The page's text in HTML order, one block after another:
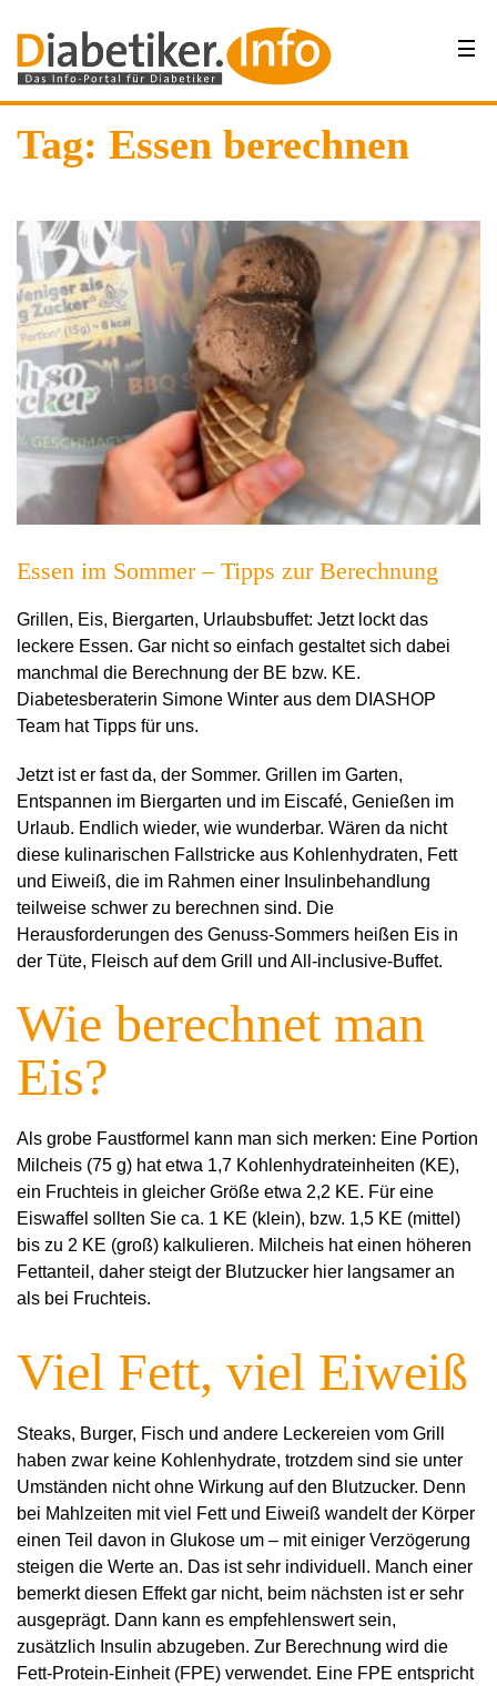
Tag: Essen berechnen
Essen im Sommer – Tipps zur Berechnung
Grillen, Eis, Biergarten, Urlaubsbuffet: Jetzt lockt das
leckere Essen. Gar nicht so einfach gestaltet sich dabei
manchmal die Berechnung der BE bzw. KE.
Diabetesberaterin Simone Winter aus dem DIASHOP
Team hat Tipps für uns.
Jetzt ist er fast da, der Sommer. Grillen im Garten,
Entspannen im Biergarten und im Eiscafé, Genießen im
Urlaub. Endlich wieder, wie wunderbar. Wären da nicht
diese kulinarischen Fallstricke aus Kohlenhydraten, Fett
und Eiweiß, die im Rahmen einer Insulinbehandlung
teilweise schwer zu berechnen sind. Die
Herausforderungen des Genuss-Sommers heißen Eis in
der Tüte, Fleisch auf dem Grill und All-inclusive-Buffet.
Wie berechnet man
Eis?
Als grobe Faustformel kann man sich merken: Eine Portion
Milcheis (75 g) hat etwa 1,7 Kohlenhydrateinheiten (KE),
ein Fruchteis in gleicher Größe etwa 2,2 KE. Für eine
Eiswaffel sollten Sie ca. 1 KE (klein), bzw. 1,5 KE (mittel)
bis zu 2 KE (groß) kalkulieren. Milcheis hat einen höheren
Fettanteil, daher steigt der Blutzucker hier langsamer an
als bei Fruchteis.
Viel Fett, viel Eiweiß
Steaks, Burger, Fisch und andere Leckereien vom Grill
haben zwar keine Kohlenhydrate, trotzdem sind sie unter
Umständen nicht ohne Wirkung auf den Blutzucker. Denn
bei Mahlzeiten mit viel Fett und Eiweiß wandelt der Körper
einen Teil davon in Glukose um – mit einiger Verzögerung
steigen die Werte an. Das ist sehr individuell. Manch einer
bemerkt diesen Effekt gar nicht, beim nächsten ist er sehr
ausgeprägt. Dann kann es empfehlenswert sein,
zusätzlich Insulin abzugeben. Zur Berechnung wird die
Fett-Protein-Einheit (FPE) verwendet. Eine FPE entspricht